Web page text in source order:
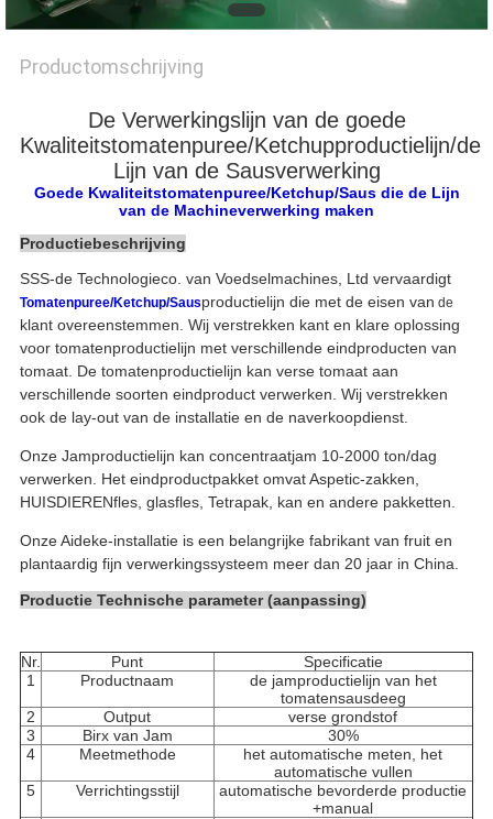
Productomschrijving
De Verwerkingslijn van de goede
Kwaliteitstomatenpuree/Ketchupproductielijn/de
Lijn van de Sausverwerking
Goede Kwaliteitstomatenpuree/Ketchup/Saus die de Lijn
van de Machineverwerking maken
Productiebeschrijving
SSS-de Technologieco. van Voedselmachines, Ltd vervaardigt
Tomatenpuree/Ketchup/Sausproductielijn die met de eisen van de
klant overeenstemmen. Wij verstrekken kant en klare oplossing
voor tomatenproductielijn met verschillende eindproducten van
tomaat. De tomatenproductielijn kan verse tomaat aan
verschillende soorten eindproduct verwerken. Wij verstrekken
ook de lay-out van de installatie en de naverkoopdienst.
Onze Jamproductielijn kan concentraatjam 10-2000 ton/dag
verwerken. Het eindproductpakket omvat Aspetic-zakken,
HUISDIERENfles, glasfles, Tetrapak, kan en andere pakketten.
Onze Aideke-installatie is een belangrijke fabrikant van fruit en
plantaardig fijn verwerkingssysteem meer dan 20 jaar in China.
Productie Technische parameter (aanpassing)
Nr. Punt
Specificatie
1
Productnaam
de jamproductielijn van het
tomatensausdeeg
2
Output
verse grondstof
3
Birx van Jam
30%
4
Meetmethode
het automatische meten, het
automatische vullen
5
Verrichtingsstijl
automatische bevorderde productie
+manual